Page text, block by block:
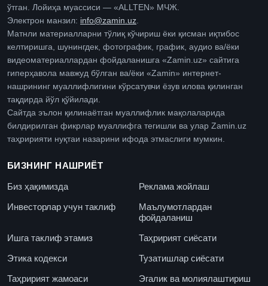
ўтган. Лойиҳа муассиси — «ALLTEN» МЧЖ.
Электрон манзил: info@zamin.uz.
Матнли материалларни тўлиқ кўчириш ёки қисман иқтибос
келтиришга, шунингдек, фотографик, график, аудио ва/ёки
видеоматериаллардан фойдаланишга «Zamin.uz» сайтига
гиперҳавола мавжуд бўлган ва/ёки «Zamin» интернет-
нашрининг муаллифлигини кўрсатувчи ёзув илова қилинган
тақдирда йўл қўйилади.
Сайтда эълон қилинаётган муаллифлик мақолаларида
билдирилган фикрлар муаллифга тегишли ва улар Zamin.uz
таҳририяти нуқтаи назарини ифода этмаслиги мумкин.
БИЗНИНГ НАШРИЁТ
Биз ҳақимизда
Реклама жойлаш
Инвесторлар учун таклиф
Маълумотлардан
фойдаланиш
Ишга таклиф этамиз
Таҳририят сиёсати
Этика кодекси
Тузатишлар сиёсати
Таҳририят жамоаси
Эгалик ва молиялаштириш